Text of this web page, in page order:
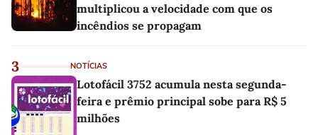
multiplicou a velocidade com que os
incêndios se propagam
3 NOTÍCIAS
Lotofácil 3752 acumula nesta segunda-
feira e prêmio principal sobe para R$ 5
milhões